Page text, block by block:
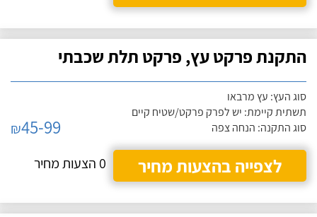
התקנת פרקט עץ, פרקט תלת שכבתי
סוג העץ: עץ מרבאו
תשתית קיימת: יש לפרק פרקט/שטיח קיים
סוג התקנה: הנחה צפה
₪45-99
לצפייה בהצעות מחיר
0 הצעות מחיר